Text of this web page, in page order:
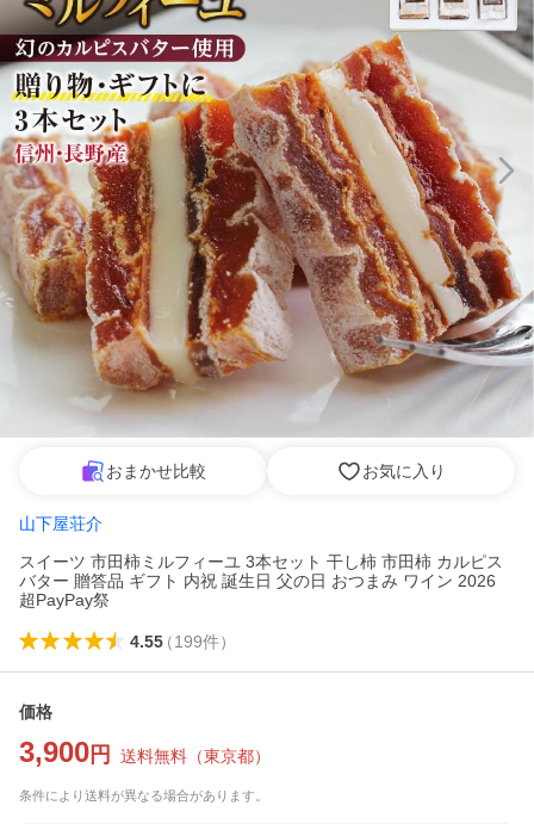
おまかせ比較 お気に入り
山下屋荘介
スイーツ 市田柿ミルフィーユ 3本セット 干し柿 市田柿 カルピス
バター 贈答品 ギフト 内祝 誕生日 父の日 おつまみ ワイン 2026
超PayPay祭
4.55（199件）
価格
3,900 円 送料無料 （東京都）
条件により送料が異なる場合があります。